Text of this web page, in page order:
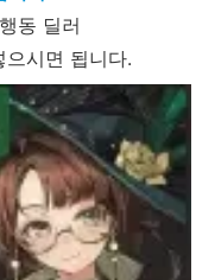
동 딜러
시면 됩니다.